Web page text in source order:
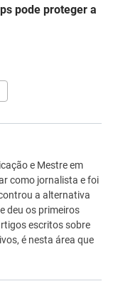
pode proteger a
procuroe Mestre em
como jornalista e foi
a alternativa
deu os primeiros
escritos sobre
é nesta área que